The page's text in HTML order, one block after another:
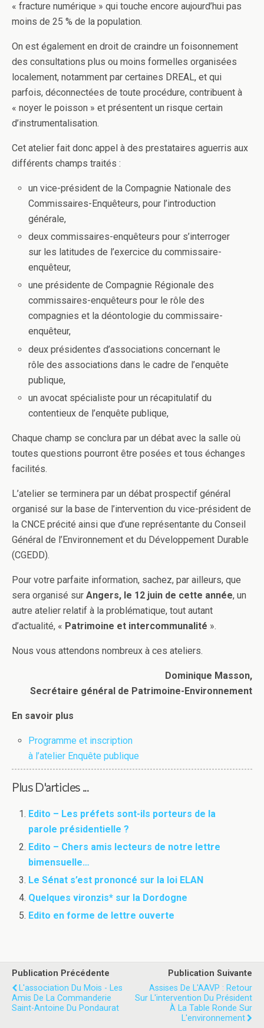
« fracture numérique » qui touche encore aujourd’hui pas
moins de 25 % de la population.
On est également en droit de craindre un foisonnement
des consultations plus ou moins formelles organisées
localement, notamment par certaines DREAL, et qui
parfois, déconnectées de toute procédure, contribuent à
« noyer le poisson » et présentent un risque certain
d’instrumentalisation.
Cet atelier fait donc appel à des prestataires aguerris aux
différents champs traités :
un vice-président de la Compagnie Nationale des
Commissaires-Enquêteurs, pour l’introduction
générale,
deux commissaires-enquêteurs pour s’interroger
sur les latitudes de l’exercice du commissaire-
enquêteur,
une présidente de Compagnie Régionale des
commissaires-enquêteurs pour le rôle des
compagnies et la déontologie du commissaire-
enquêteur,
deux présidentes d’associations concernant le
rôle des associations dans le cadre de l’enquête
publique,
un avocat spécialiste pour un récapitulatif du
contentieux de l’enquête publique,
Chaque champ se conclura par un débat avec la salle où
toutes questions pourront être posées et tous échanges
facilités.
L’atelier se terminera par un débat prospectif général
organisé sur la base de l’intervention du vice-président de
la CNCE précité ainsi que d’une représentante du Conseil
Général de l’Environnement et du Développement Durable
(CGEDD).
Pour votre parfaite information, sachez, par ailleurs, que
sera organisé sur Angers, le 12 juin de cette année, un
autre atelier relatif à la problématique, tout autant
d’actualité, « Patrimoine et intercommunalité ».
Nous vous attendons nombreux à ces ateliers.
Dominique Masson,
Secrétaire général de Patrimoine-Environnement
En savoir plus
Programme et inscription
à l’atelier Enquête publique
Plus D'articles ...
Edito – Les préfets sont-ils porteurs de la
parole présidentielle ?
Edito – Chers amis lecteurs de notre lettre
bimensuelle…
Le Sénat s’est prononcé sur la loi ELAN
Quelques vironzis* sur la Dordogne
Edito en forme de lettre ouverte
Publication Précédente
L'association Du Mois - Les
Amis De La Commanderie
Saint-Antoine Du Pondaurat
Publication Suivante
Assises De L'AAVP : Retour
Sur L'intervention Du Président
À La Table Ronde Sur
L'environnement